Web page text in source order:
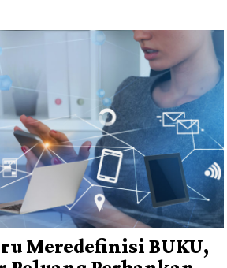
Meredefinisi BUKU,